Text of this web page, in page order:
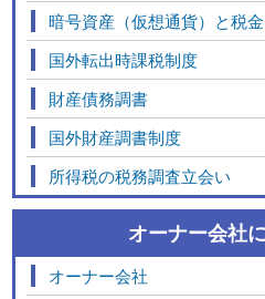
暗号資産（仮想通貨）と税金
国外転出時課税制度
財産債務調書
国外財産調書制度
所得税の税務調査立会い
オーナー会社
オーナー会社